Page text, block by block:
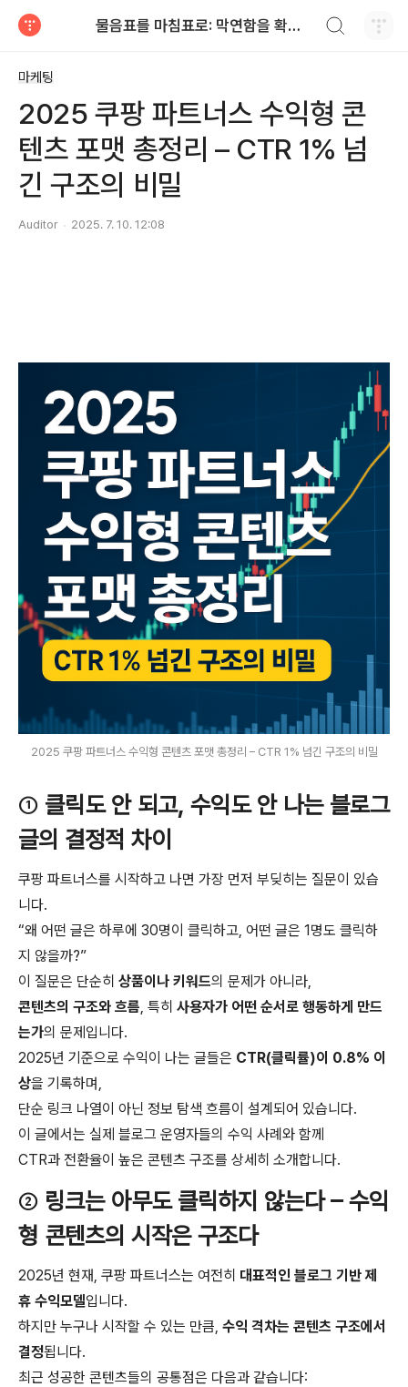
물음표를 마침표로: 막연함을 확신으로
마케팅
2025 쿠팡 파트너스 수익형 콘
텐츠 포맷 총정리 – CTR 1% 넘
긴 구조의 비밀
Auditor 2025. 7. 10. 12:08
2025 쿠팡 파트너스 수익형 콘텐츠 포맷 총정리 – CTR 1% 넘긴 구조의 비밀
① 클릭도 안 되고, 수익도 안 나는 블로그
글의 결정적 차이
쿠팡 파트너스를 시작하고 나면 가장 먼저 부딪히는 질문이 있습
니다.
“왜 어떤 글은 하루에 30명이 클릭하고, 어떤 글은 1명도 클릭하
지 않을까?”
이 질문은 단순히 상품이나 키워드의 문제가 아니라,
콘텐츠의 구조와 흐름, 특히 사용자가 어떤 순서로 행동하게 만드
는가의 문제입니다.
2025년 기준으로 수익이 나는 글들은 CTR(클릭률)이 0.8% 이
상을 기록하며,
단순 링크 나열이 아닌 정보 탐색 흐름이 설계되어 있습니다.
이 글에서는 실제 블로그 운영자들의 수익 사례와 함께
CTR과 전환율이 높은 콘텐츠 구조를 상세히 소개합니다.
② 링크는 아무도 클릭하지 않는다 – 수익
형 콘텐츠의 시작은 구조다
2025년 현재, 쿠팡 파트너스는 여전히 대표적인 블로그 기반 제
휴 수익모델입니다.
하지만 누구나 시작할 수 있는 만큼, 수익 격차는 콘텐츠 구조에서
결정됩니다.
최근 성공한 콘텐츠들의 공통점은 다음과 같습니다: